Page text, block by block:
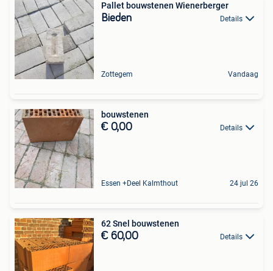
Pallet bouwstenen Wienerberger
Bieden Details
Zottegem Vandaag
bouwstenen
€ 0,00 Details
Essen +Deel Kalmthout 24 jul 26
62 Snel bouwstenen
€ 60,00 Details